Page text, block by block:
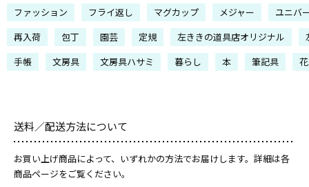
ファッション
フライ返し マグカップ メジャー
ユニバ
再入荷
包丁 園芸 定規 左ききの道具店オリジナル
手帳
文房具 文房具ハサミ 暮らし 本 筆記具
送料／配送方法について
お買い上げ商品によって、いずれかの方法でお届けします。詳細は各
商品ページをご覧ください。